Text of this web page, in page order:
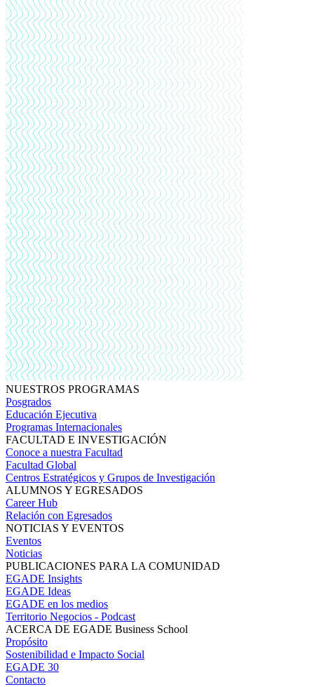
NUESTROS PROGRAMAS
Posgrados
Educación Ejecutiva
Programas Internacionales
FACULTAD E INVESTIGACIÓN
Conoce a nuestra Facultad
Facultad Global
Centros Estratégicos y Grupos de Investigación
ALUMNOS Y EGRESADOS
Career Hub
Relación con Egresados
NOTICIAS Y EVENTOS
Eventos
Noticias
PUBLICACIONES PARA LA COMUNIDAD
EGADE Insights
EGADE Ideas
EGADE en los medios
Territorio Negocios - Podcast
ACERCA DE EGADE Business School
Propósito
Sostenibilidad e Impacto Social
EGADE 30
Contacto